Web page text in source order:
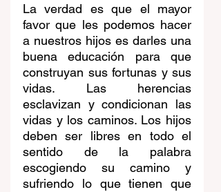
La verdad es que el mayor
favor que les podemos hacer
a nuestros hijos es darles una
buena educación para que
construyan sus fortunas y sus
vidas. Las herencias
esclavizan y condicionan las
vidas y los caminos. Los hijos
deben ser libres en todo el
sentido de la palabra
escogiendo su camino y
sufriendo lo que tienen que